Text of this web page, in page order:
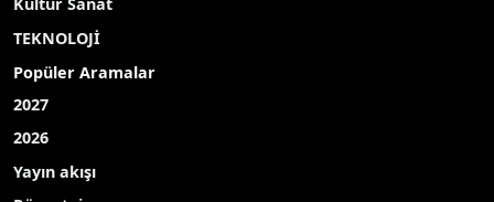
Kültür Sanat
TEKNOLOJİ
Popüler Aramalar
2027
2026
Yayın akışı